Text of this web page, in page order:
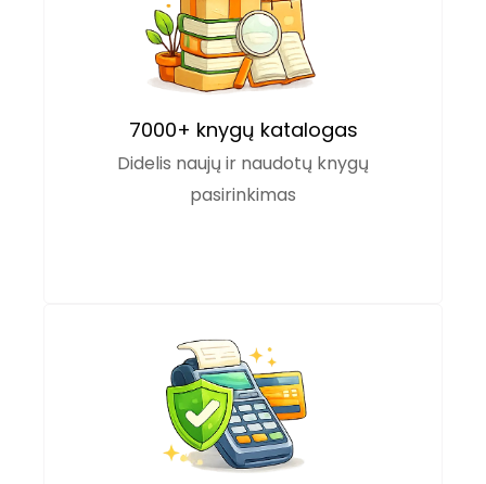
7000+ knygų katalogas
Didelis naujų ir naudotų knygų
pasirinkimas